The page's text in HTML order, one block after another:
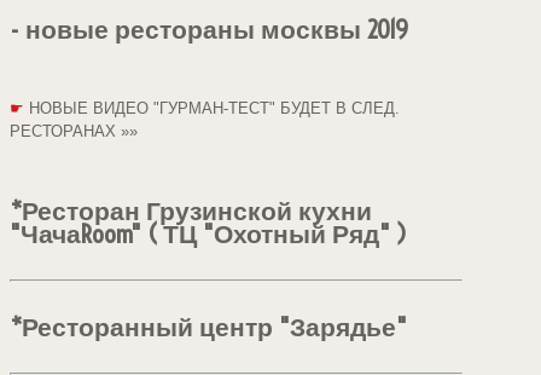
- новые рестораны москвы 2019
☛ НОВЫЕ ВИДЕО "ГУРМАН-ТЕСТ" БУДЕТ В СЛЕД.
РЕСТОРАНАХ »»
*Ресторан Грузинской кухни
"ЧачаRoom" ( ТЦ "Охотный Ряд" )
*Ресторанный центр "Зарядье"